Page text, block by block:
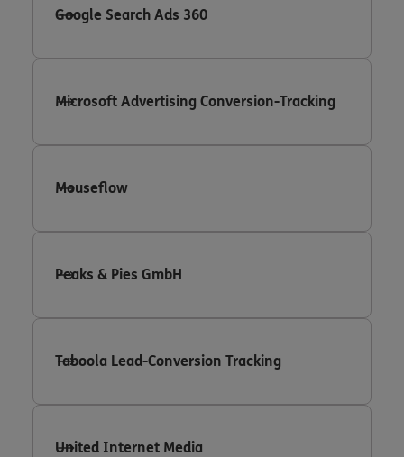
Google Search Ads 360
Microsoft Advertising Conversion-Tracking
Mouseflow
Peaks & Pies GmbH
Taboola Lead-Conversion Tracking
United Internet Media